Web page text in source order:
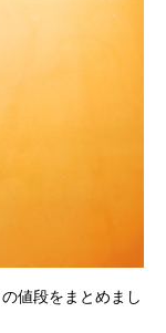
値段をまとめまし